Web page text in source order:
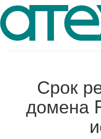
Срок
домена